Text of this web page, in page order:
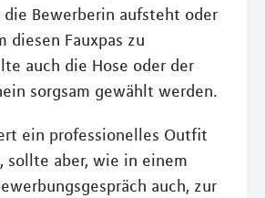
die Bewerberin aufsteht oder
diesen Fauxpas zu
auch die Hose oder der
sorgsam gewählt werden.
ein professionelles Outfit
sollte aber, wie in einem
auch, zur